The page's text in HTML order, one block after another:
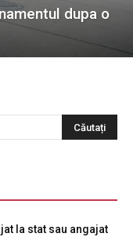
dupa o
la stat sau angajat